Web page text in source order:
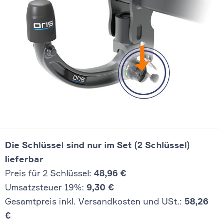
Die Schlüssel sind nur im Set (2 Schlüssel)
lieferbar
Preis für 2 Schlüssel: 48,96 €
Umsatzsteuer 19%: 9,30 €
Gesamtpreis inkl. Versandkosten und USt.: 58,26
€